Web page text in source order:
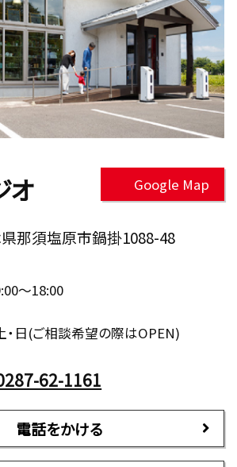
オ Google Map
那須塩原市鍋掛1088-48
～18:00
・日(ご相談希望の際はOPEN)
62-1161
電話をかける